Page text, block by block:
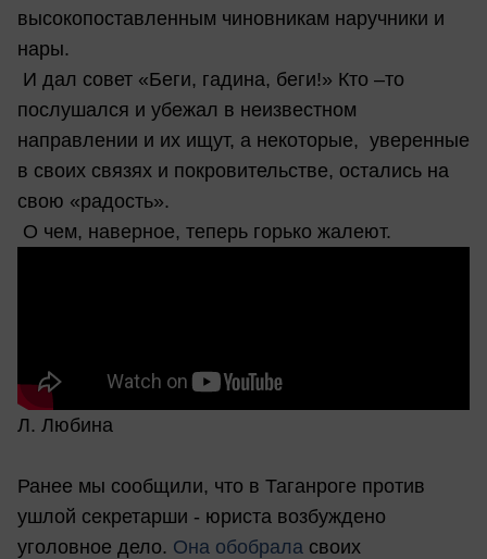
высокопоставленным чиновникам наручники и
нары.
И дал совет «Беги, гадина, беги!» Кто –то
послушался и убежал в неизвестном
направлении и их ищут, а некоторые, уверенные
в своих связях и покровительстве, остались на
свою «радость».
О чем, наверное, теперь горько жалеют.
Л. Любина
Ранее мы сообщили, что в Таганроге против
ушлой секретарши - юриста возбуждено
уголовное дело. Она обобрала своих